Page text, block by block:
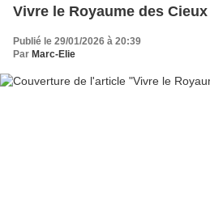
Vivre le Royaume des Cieux
Publié le 29/01/2026 à 20:39
Par Marc-Elie